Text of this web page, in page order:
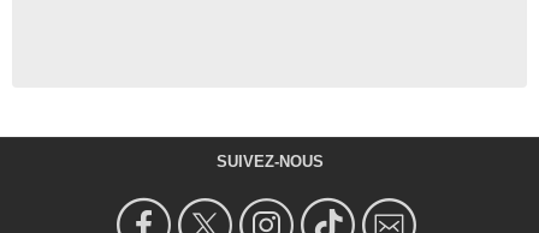
SUIVEZ-NOUS